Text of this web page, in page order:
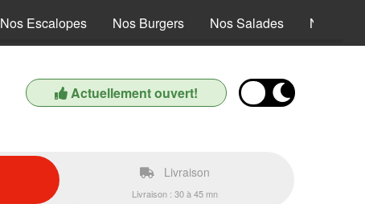
Nos Escalopes Nos Burgers Nos Salades Nos
Actuellement ouvert!
Livraison
Livraison : 30 à 45 mn